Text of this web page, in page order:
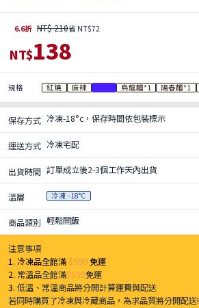
6.6折 NT$ 210省 NT$72
NT$138
規格 紅燒 麻辣 烏龍麵*1 陽春麵*1
保存方式 冷凍-18°c，保存時間依包裝標示
運送方式 冷凍宅配
出貨時間 訂單成立後2-3個工作天內出貨
溫層 冷凍 -18°C
商品類別 輕鬆開飯
注意事項
1. 冷凍品全館滿 $999免運
2. 常溫品全館滿$599免運
3.低溫、常溫商品將分開計算運費與配送
若同時購買了冷凍與冷藏商品，為求品質將分開配送!